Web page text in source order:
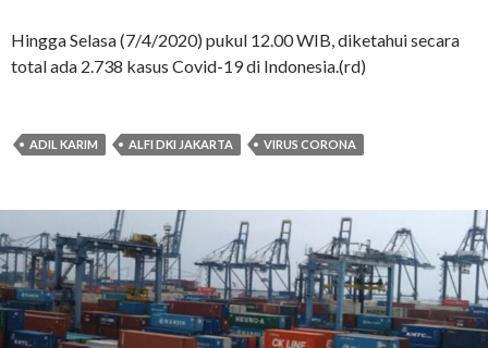
Hingga Selasa (7/4/2020) pukul 12.00 WIB, diketahui secara
total ada 2.738 kasus Covid-19 di Indonesia.(rd)
ADIL KARIM ALFI DKI JAKARTA VIRUS CORONA